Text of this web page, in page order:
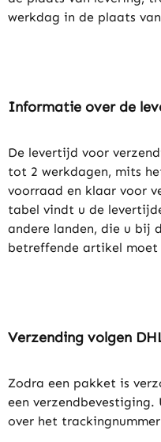
werkdag in de plaats
Informatie over de
De levertijd voor
tot 2 werkdagen, mits
voorraad en klaar voor
tabel vindt u de
andere landen, die u bij
betreffende artikel moet
Verzending volgen
Zodra een pakket is
een
over het